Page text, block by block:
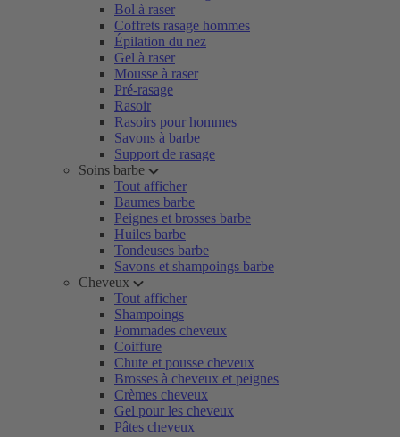
Bol à raser
Coffrets rasage hommes
Épilation du nez
Gel à raser
Mousse à raser
Pré-rasage
Rasoir
Rasoirs pour hommes
Savons à barbe
Support de rasage
Soins barbe
Tout afficher
Baumes barbe
Peignes et brosses barbe
Huiles barbe
Tondeuses barbe
Savons et shampoings barbe
Cheveux
Tout afficher
Shampoings
Pommades cheveux
Coiffure
Chute et pousse cheveux
Brosses à cheveux et peignes
Crèmes cheveux
Gel pour les cheveux
Pâtes cheveux